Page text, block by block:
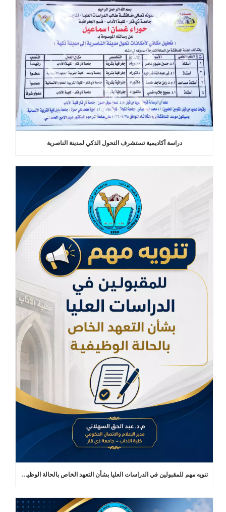
دراسة أكاديمية تستشرف التحول الذكي لمدينة الناصرية
تنويه مهم للمقبولين في الدراسات العليا بشأن التعهد الخاص بالحالة الوظيفية